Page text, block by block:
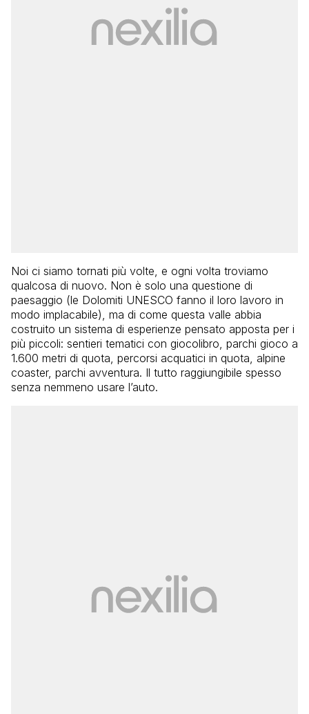
Noi ci siamo tornati più volte, e ogni volta troviamo
qualcosa di nuovo. Non è solo una questione di
paesaggio (le Dolomiti UNESCO fanno il loro lavoro in
modo implacabile), ma di come questa valle abbia
costruito un sistema di esperienze pensato apposta per i
più piccoli: sentieri tematici con giocolibro, parchi gioco a
1.600 metri di quota, percorsi acquatici in quota, alpine
coaster, parchi avventura. Il tutto raggiungibile spesso
senza nemmeno usare l’auto.